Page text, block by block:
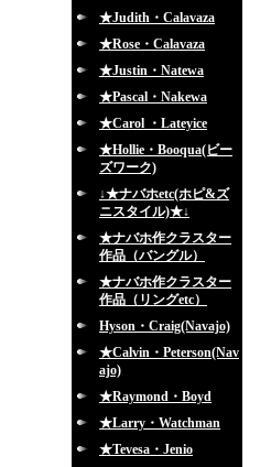
★Judith・Calavaza
★Rose・Calavaza
★Justin・Natewa
★Pascal・Nakewa
★Carol ・Lateyice
★Hollie・Booqua(ビー
ズワーク)
↓★ナバホetc(ホピ&ズ
ニスタイル)★↓
★ナバホ作クラスター
作品（バングル）
★ナバホ作クラスター
作品（リングetc）
Hyson・Craig(Navajo)
★Calvin・Peterson(Nav
ajo)
★Raymond・Boyd
★Larry・Watchman
★Tevesa・Jenio